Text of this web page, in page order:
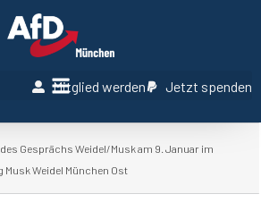
Mitglied werden Jetzt spenden
Gesprächs Weidel/Musk am 9. Januar im
Weidel München Ost